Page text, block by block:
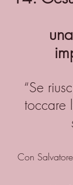
“Se
toccare
Con